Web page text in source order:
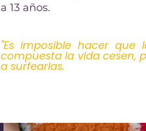
a 13 años.
"Es imposible hacer
compuesta la vida cesen,
a surfearlas.